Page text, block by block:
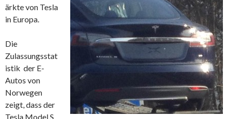
ärkte von Tesla
in Europa.
Die
Zulassungsstat
istik der E-
Autos von
Norwegen
zeigt, dass der
Tesla Model S